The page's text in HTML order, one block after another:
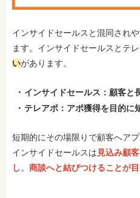
インサイドセールスと混同され
ます。インサイドセールスとテレ
いがあります。
インサイドセールス：顧客と
テレアポ：アポ獲得を目的に
短期的にその場限りで顧客へア
インサイドセールスは 見込み顧
し、商談へと結びつけることが